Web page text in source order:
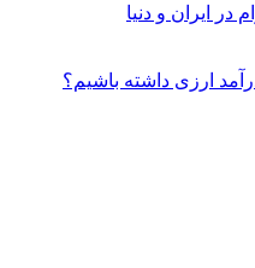
در ایران و دنیا
ارزی داشته باشیم؟